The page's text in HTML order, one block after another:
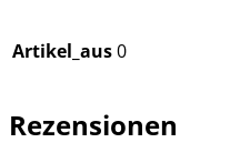
Artikel_aus0
Rezensionen